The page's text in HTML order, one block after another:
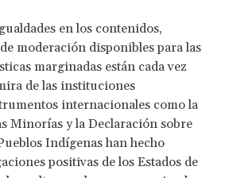
en los contenidos,
moderación disponibles para las
marginadas están cada vez
de las instituciones
internacionales como la
Minorías y la Declaración sobre
Indígenas han hecho
positivas de los Estados de